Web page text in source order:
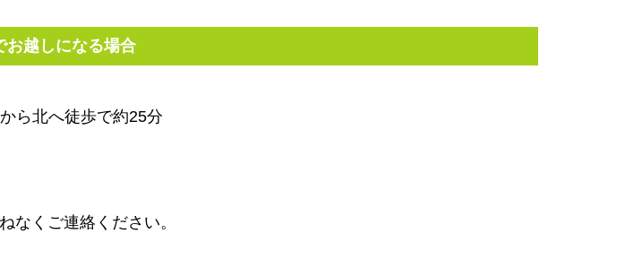
お越しになる場合
ら北へ徒歩で約25分
なくご連絡ください。